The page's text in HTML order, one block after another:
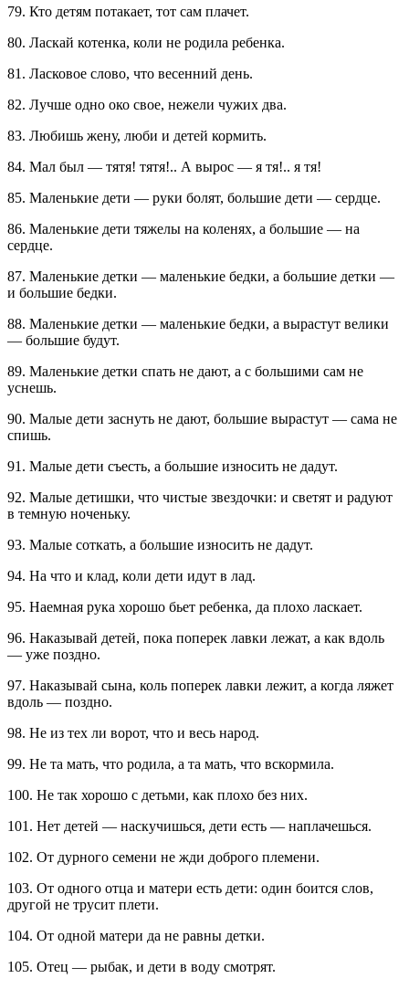
79. Кто детям потакает, тот сам плачет.
80. Ласкай котенка, коли не родила ребенка.
81. Ласковое слово, что весенний день.
82. Лучше одно око свое, нежели чужих два.
83. Любишь жену, люби и детей кормить.
84. Мал был — тятя! тятя!.. А вырос — я тя!.. я тя!
85. Маленькие дети — руки болят, большие дети — сердце.
86. Маленькие дети тяжелы на коленях, а большие — на
сердце.
87. Маленькие детки — маленькие бедки, а большие детки —
и большие бедки.
88. Маленькие детки — маленькие бедки, а вырастут велики
— большие будут.
89. Маленькие детки спать не дают, а с большими сам не
уснешь.
90. Малые дети заснуть не дают, большие вырастут — сама не
спишь.
91. Малые дети съесть, а большие износить не дадут.
92. Малые детишки, что чистые звездочки: и светят и радуют
в темную ноченьку.
93. Малые соткать, а большие износить не дадут.
94. На что и клад, коли дети идут в лад.
95. Наемная рука хорошо бьет ребенка, да плохо ласкает.
96. Наказывай детей, пока поперек лавки лежат, а как вдоль
— уже поздно.
97. Наказывай сына, коль поперек лавки лежит, а когда ляжет
вдоль — поздно.
98. Не из тех ли ворот, что и весь народ.
99. Не та мать, что родила, а та мать, что вскормила.
100. Не так хорошо с детьми, как плохо без них.
101. Нет детей — наскучишься, дети есть — наплачешься.
102. От дурного семени не жди доброго племени.
103. От одного отца и матери есть дети: один боится слов,
другой не трусит плети.
104. От одной матери да не равны детки.
105. Отец — рыбак, и дети в воду смотрят.